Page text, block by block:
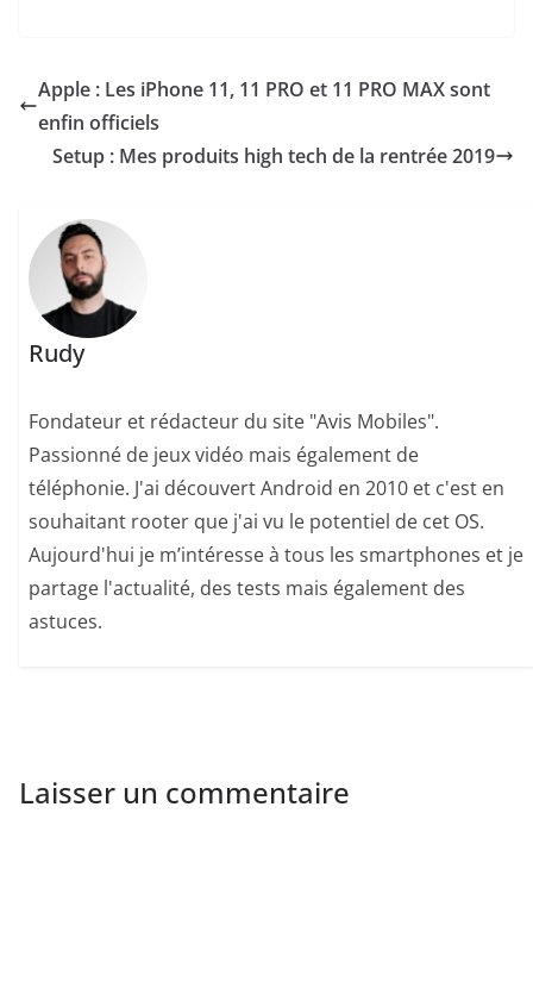
Apple : Les iPhone 11, 11 PRO et 11 PRO MAX sont
enfin officiels
Setup : Mes produits high tech de la rentrée 2019
Rudy
Fondateur et rédacteur du site "Avis Mobiles".
Passionné de jeux vidéo mais également de
téléphonie. J'ai découvert Android en 2010 et c'est en
souhaitant rooter que j'ai vu le potentiel de cet OS.
Aujourd'hui je m’intéresse à tous les smartphones et je
partage l'actualité, des tests mais également des
astuces.
Laisser un commentaire